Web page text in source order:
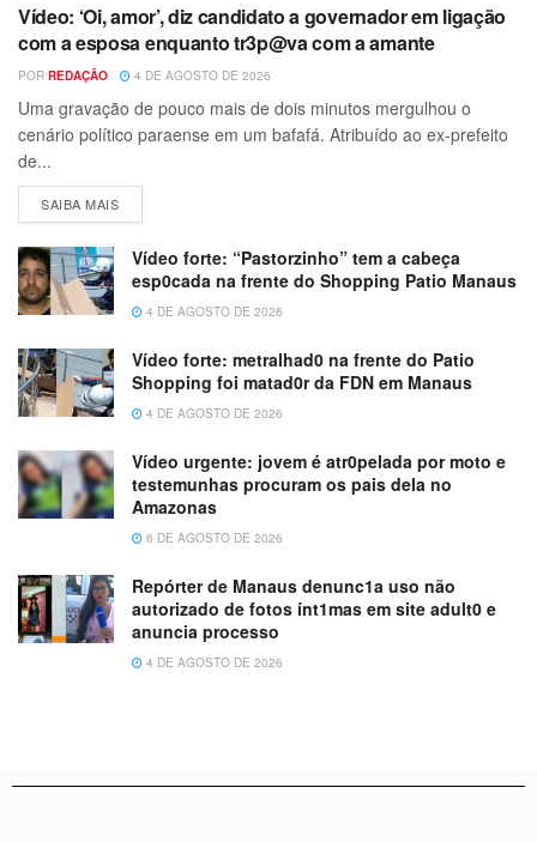
Vídeo: ‘Oi, amor’, diz candidato a governador em ligação
com a esposa enquanto tr3p@va com a amante
POR REDAÇÃO 4 DE AGOSTO DE 2026
Uma gravação de pouco mais de dois minutos mergulhou o
cenário político paraense em um bafafá. Atribuído ao ex-prefeito
de...
SAIBA MAIS
Vídeo forte: “Pastorzinho” tem a cabeça
esp0cada na frente do Shopping Patio Manaus
4 DE AGOSTO DE 2026
Vídeo forte: metralhad0 na frente do Patio
Shopping foi matad0r da FDN em Manaus
4 DE AGOSTO DE 2026
Vídeo urgente: jovem é atr0pelada por moto e
testemunhas procuram os pais dela no
Amazonas
6 DE AGOSTO DE 2026
Repórter de Manaus denunc1a uso não
autorizado de fotos ínt1mas em site adult0 e
anuncia processo
4 DE AGOSTO DE 2026